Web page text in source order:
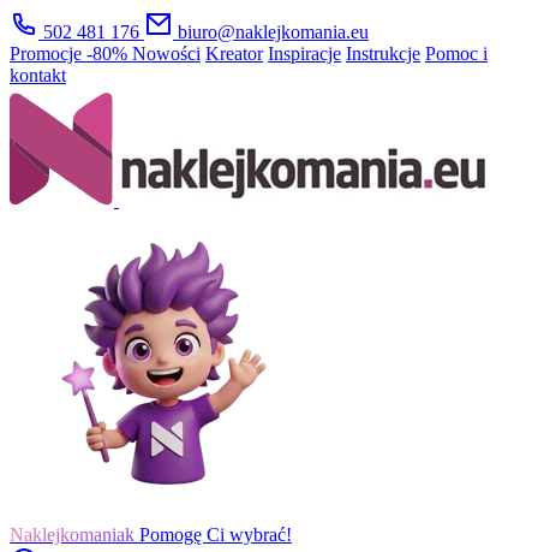
502 481 176
biuro@naklejkomania.eu
Promocje -80% Nowości Kreator Inspiracje Instrukcje Pomoc i
kontakt
Naklejkomaniak Pomogę Ci wybrać!